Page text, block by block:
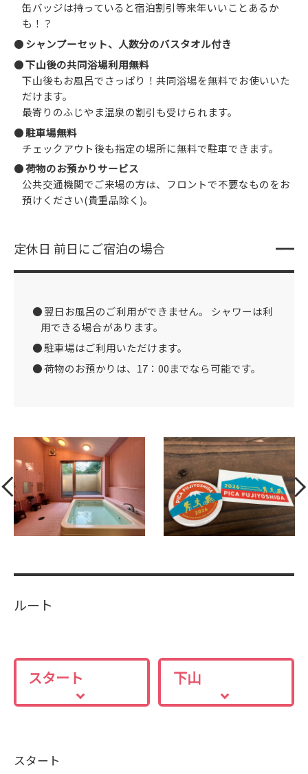
缶バッジは持っていると宿泊割引等来年いいことあるか
も！？
シャンプーセット、人数分のバスタオル付き
下山後の共同浴場利用無料
下山後もお風呂でさっぱり！共同浴場を無料でお使いいた
だけます。
最寄りのふじやま温泉の割引も受けられます。
駐車場無料
チェックアウト後も指定の場所に無料で駐車できます。
荷物のお預かりサービス
公共交通機関でご来場の方は、フロントで不要なものをお
預けください(貴重品除く)。
定休日 前日にご宿泊の場合
翌日お風呂のご利用ができません。 シャワーは利
用できる場合があります。
駐車場はご利用いただけます。
荷物のお預かりは、17：00までなら可能です。
ルート
スタート 下山
スタート